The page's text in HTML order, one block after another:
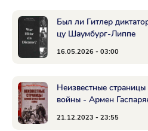
Был ли Гитлер
цу Шаумбург-Липпе
16.05.2026 - 03:00
Неизвестные
войны - Армен
21.12.2023 - 23:55